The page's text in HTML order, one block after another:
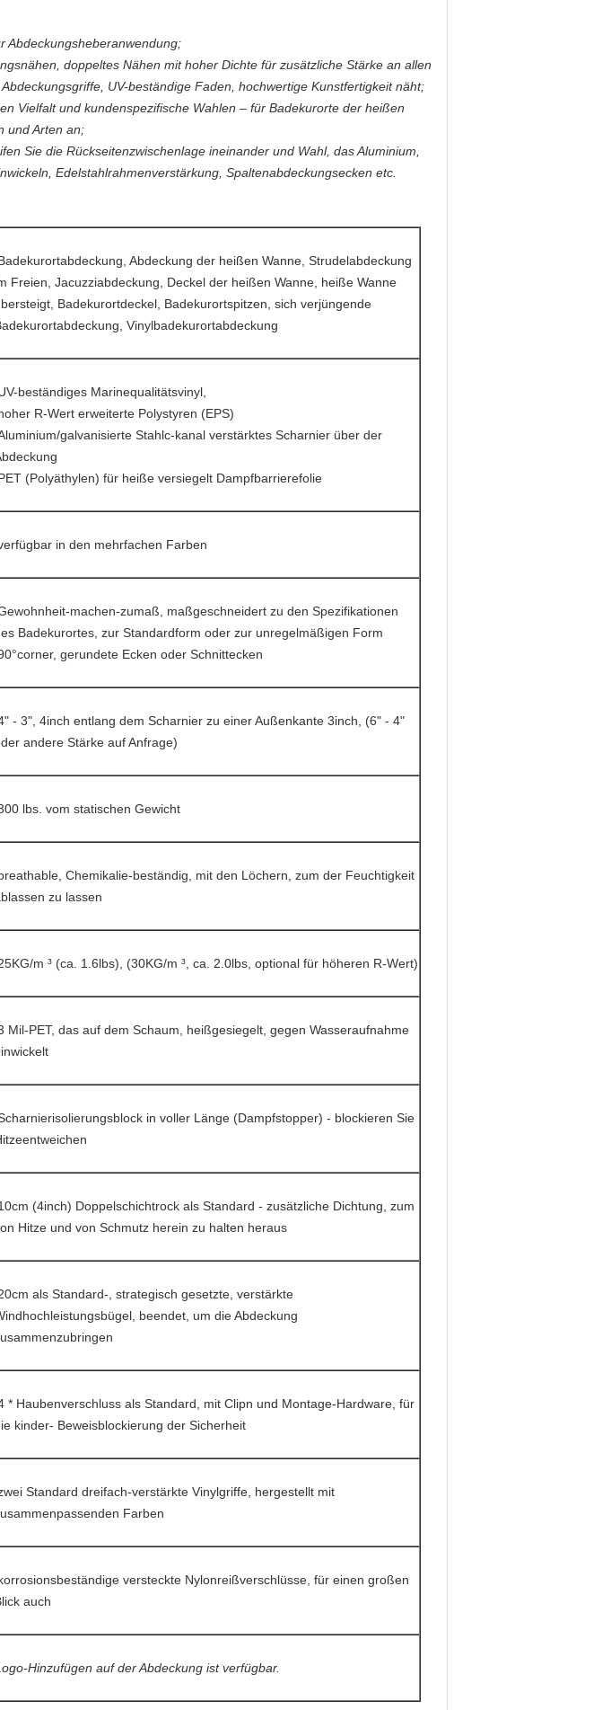
Abdeckungsheberanwendung;
doppeltes Nähen mit hoher Dichte für zusätzliche Stärke an allen
UV-beständige Faden, hochwertige Kunstfertigkeit näht;
Vielfalt und kundenspezifische Wahlen – für Badekurorte der heißen
und Arten an;
Sie die Rückseitenzwischenlage ineinander und Wahl, das Aluminium,
Edelstahlrahmenverstärkung, Spaltenabdeckungsecken etc.
Abdeckung der heißen Wanne, Strudelabdeckung
Freien, Jacuzziabdeckung, Deckel der heißen Wanne, heiße Wanne
Badekurortdeckel, Badekurortspitzen, sich verjüngende
Vinylbadekurortabdeckung
beständiges Marinequalitätsvinyl,
R-Wert erweiterte Polystyren (EPS)
galvanisierte Stahlc-kanal verstärktes Scharnier über der
(Polyäthylen) für heiße versiegelt Dampfbarrierefolie
in den mehrfachen Farben
machen-zumaß, maßgeschneidert zu den Spezifikationen
Badekurortes, zur Standardform oder zur unregelmäßigen Form
gerundete Ecken oder Schnittecken
- 3", 4inch entlang dem Scharnier zu einer Außenkante 3inch, (6" - 4"
andere Stärke auf Anfrage)
lbs. vom statischen Gewicht
Chemikalie-beständig, mit den Löchern, zum der Feuchtigkeit
zu lassen
m ³ (ca. 1.6lbs), (30KG/m ³, ca. 2.0lbs, optional für höheren R-Wert)
Mil-PET, das auf dem Schaum, heißgesiegelt, gegen Wasseraufnahme
in voller Länge (Dampfstopper) - blockieren Sie
(4inch) Doppelschichtrock als Standard - zusätzliche Dichtung, zum
Hitze und von Schmutz herein zu halten heraus
als Standard-, strategisch gesetzte, verstärkte
beendet, um die Abdeckung
* Haubenverschluss als Standard, mit Clipn und Montage-Hardware, für
kinder- Beweisblockierung der Sicherheit
Standard dreifach-verstärkte Vinylgriffe, hergestellt mit
Farben
versteckte Nylonreißverschlüsse, für einen großen
auch
Hinzufügen auf der Abdeckung ist verfügbar.